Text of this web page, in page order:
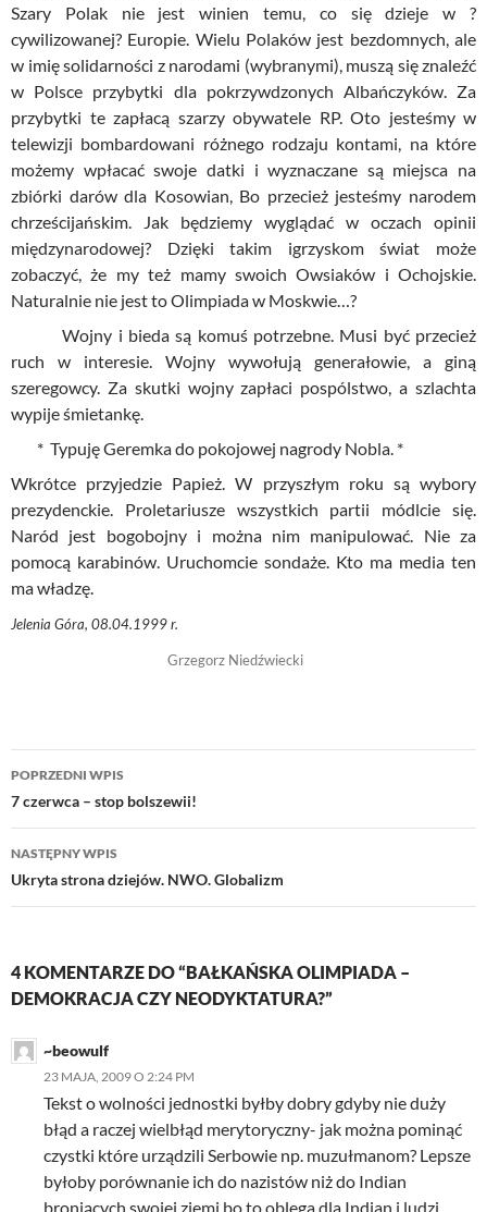
Szary Polak nie jest winien temu, co się dzieje w ?
cywilizowanej? Europie. Wielu Polaków jest bezdomnych, ale
w imię solidarności z narodami (wybranymi), muszą się znaleźć
w Polsce przybytki dla pokrzywdzonych Albańczyków. Za
przybytki te zapłacą szarzy obywatele RP. Oto jesteśmy w
telewizji bombardowani różnego rodzaju kontami, na które
możemy wpłacać swoje datki i wyznaczane są miejsca na
zbiórki darów dla Kosowian , Bo przecież jesteśmy narodem
chrześcijańskim. Jak będziemy wyglądać w oczach opinii
międzynarodowej? Dzięki takim igrzyskom świat może
zobaczyć, że my też mamy swoich Owsiaków i Ochojskie
Naturalnie nie jest to Olimpiada w Moskwie…?
Wojny i bieda są komuś potrzebne. Musi być przecież
ruch w interesie. Wojny wywołują generałowie, a giną
szeregowcy. Za skutki wojny zapłaci pospólstwo, a szlachta
wypije śmietankę.
* TypujęGeremkado pokojowej nagrody Nobla. *
Wkrótce przyjedzie Papież. W przyszłym roku są wybory
prezydenckie. Proletariusze wszystkich partii módlcie się.
Naród jest bogobojny i można nim manipulować. Nie za
pomocą karabinów. Uruchomcie sondaże. Kto ma media ten
mawładzę.
Jelenia Góra, 08.04.1999r.
Grzegorz Niedźwiecki
Nawigacja
wpisu
POPRZEDNI WPIS
7 czerwca – stop bolszewii!
NASTĘPNY WPIS
Ukryta strona dziejów. NWO. Globalizm
4 KOMENTARZE DO “BAŁKAŃSKA OLIMPIADA –
DEMOKRACJA CZY NEODYKTATURA?”
~beowulf
23 MAJA, 2009 O 2:24 PM
Tekst o wolności jednostki byłby dobry gdyby nie duży
błąd a raczej wielbłąd merytoryczny- jak można pominąć
czystki które urządzili Serbowie np. muzułmanom? Lepsze
byłoby porównanie ich do nazistów niż do Indian
broniących swojej ziemi bo to oblega dla Indian i ludzi